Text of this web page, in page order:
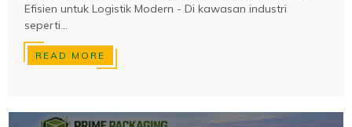
Efisien untuk Logistik Modern - Di kawasan industri
seperti...
READ MORE